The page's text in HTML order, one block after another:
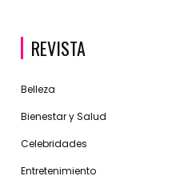
REVISTA
Belleza
Bienestar y Salud
Celebridades
Entretenimiento